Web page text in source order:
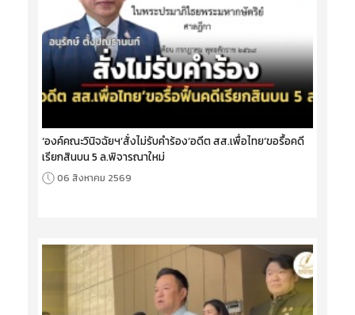
‘องค์คณะวินิจฉัยฯ’สั่งไม่รับคำร้อง‘อดีต สส.เพื่อไทย’ขอรื้อคดี
เรียกสินบน 5 ล.พิจารณาใหม่
06 สิงหาคม 2569